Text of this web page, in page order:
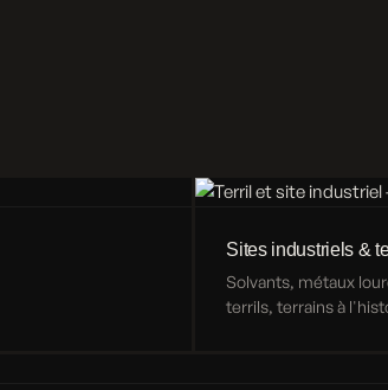
Sites industriels &
Solvants, métaux
terrils, terrains à